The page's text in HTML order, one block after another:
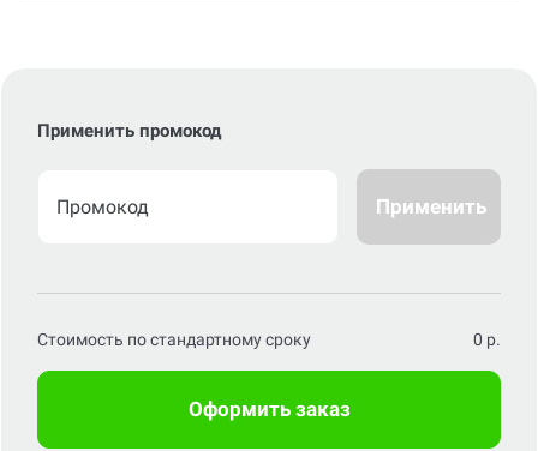
Применить промокод
Применить
Стоимость по стандартному сроку 0 р.
Оформить заказ